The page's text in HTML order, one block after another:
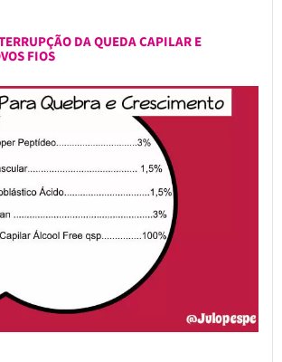
DA QUEDA CAPILAR E
FIOS